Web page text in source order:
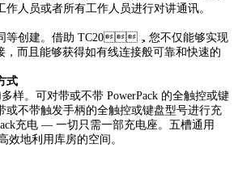
工作人员或者所有工作人员进行对讲通讯。
创建。借助 TC20，您不仅能够实现
，而且能够获得如有线连接般可靠和快速的
式
。可对带或不带 PowerPack 的全触控或键
带或不带触发手柄的全触控或键盘型号进行充
充电 — 一切只需一部充电座。五槽通用
地利用库房的空间。